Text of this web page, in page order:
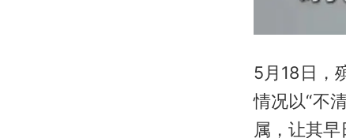
5月18日，
情况以“不
属，让其早